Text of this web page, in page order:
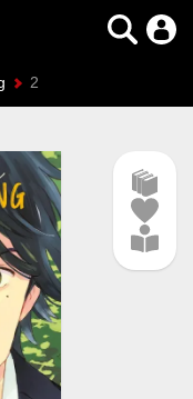
2